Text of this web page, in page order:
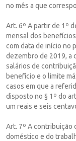
no mês a que
Art. 6º A partir de 1º
mensal dos
com data de início no
dezembro de 2019, a
salários de
benefício e o limite
casos em que a
disposto no § 1º do
um reais e seis
Art. 7º A contribuição
doméstico e do